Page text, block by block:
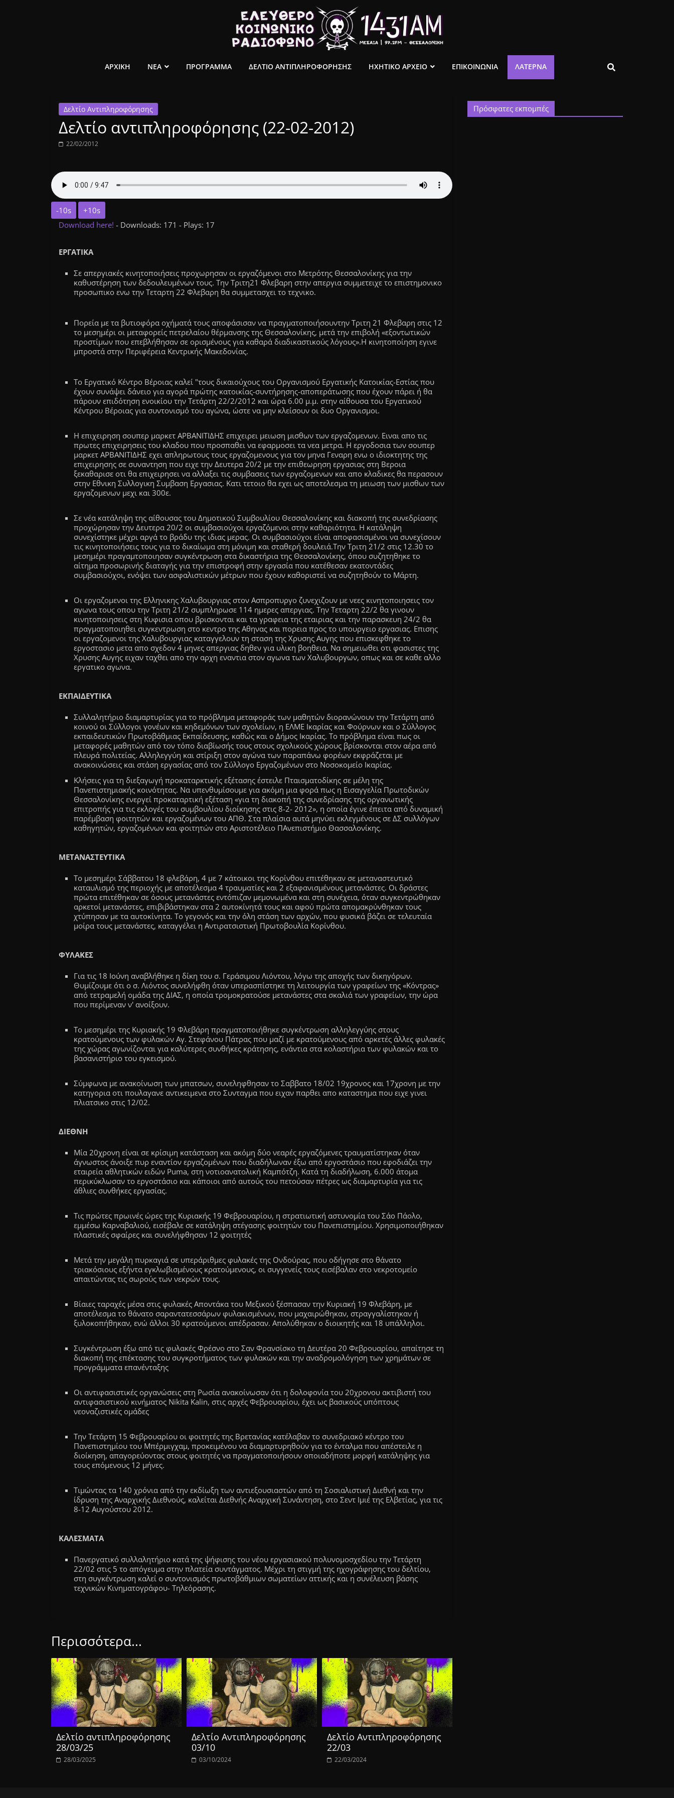
ελεύθερο
ραδιόφωνο
1431AM
ΑΡΧΙΚΗ ΝΕΑ ΠΡΟΓΡΑΜΜΑ ΔΕΛΤΙΟ ΑΝΤΙΠΛΗΡΟΦΟΡΗΣΗΣ ΗΧΗΤΙΚΟ ΑΡΧΕΙΟ ΕΠΙΚΟΙΝΩΝΙΑ ΛΑΤΈΡΝΑ
Δελτίο Αντιπληροφόρησης
Δελτίο αντιπληροφόρησης (22-02-2012)
22/02/2012
-10s
+10s
Download here! - Downloads: 171 - Plays: 17
ΕΡΓΑΤΙΚΑ
Σε απεργιακές κινητοποιήσεις προχωρησαν οι εργαζόμενοι στο Μετρότης Θεσσαλονίκης για την
καθυστέρηση των δεδουλευμένων τους. Την Τριτη21 Φλεβαρη στην απεργια συμμετειχε το επιστημονικο
προσωπικο ενω την Τεταρτη 22 Φλεβαρη θα συμμετασχει το τεχνικο.
Πορεία με τα βυτιοφόρα οχήματά τους αποφάσισαν να πραγματοποιήσουντην Τριτη 21 Φλεβαρη στις 12
το μεσημέρι οι μεταφορείς πετρελαίου θέρμανσης της Θεσσαλονίκης, μετά την επιβολή «εξοντωτικών
προστίμων που επεβλήθησαν σε ορισμένους για καθαρά διαδικαστικούς λόγους».Η κινητοποίηση εγινε
μπροστά στην Περιφέρεια Κεντρικής Μακεδονίας.
Το Εργατικό Κέντρο Βέροιας καλεί "τους δικαιούχους του Οργανισμού Εργατικής Κατοικίας-Εστίας που
έχουν συνάψει δάνειο για αγορά πρώτης κατοικίας-συντήρησης-αποπεράτωσης που έχουν πάρει ή θα
πάρουν επιδότηση ενοικίου την Τετάρτη 22/2/2012 και ώρα 6.00 μ.μ. στην αίθουσα του Εργατικού
Κέντρου Βέροιας για συντονισμό του αγώνα, ώστε να μην κλείσουν οι δυο Οργανισμοι.
Η επιχειρηση σουπερ μαρκετ ΑΡΒΑΝΙΤΙΔΗΣ επιχειρει μειωση μισθων των εργαζομενων. Ειναι απο τις
πρωτες επιχειρησεις του κλαδου που προσπαθει να εφαρμοσει τα νεα μετρα. Η εργοδοσια των σουπερ
μαρκετ ΑΡΒΑΝΙΤΙΔΗΣ εχει απληρωτους τους εργαζομενους για τον μηνα Γεναρη ενω ο ιδιοκτητης της
επιχειρησης σε συναντηση που ειχε την Δευτερα 20/2 με την επιθεωρηση εργασιας στη Βεροια
ξεκαθαρισε οτι θα επιχειρησει να αλλαξει τις συμβασεις των εργαζομενων και απο κλαδικες θα περασουν
στην Εθνικη Συλλογικη Συμβαση Εργασιας. Κατι τετοιο θα εχει ως αποτελεσμα τη μειωση των μισθων των
εργαζομενων μεχι και 300ε.
Σε νέα κατάληψη της αίθουσας του Δημοτικού Συμβουλίου Θεσσαλονίκης και διακοπή της συνεδρίασης
προχώρησαν την Δευτερα 20/2 οι συμβασιούχοι εργαζόμενοι στην καθαριότητα. Η κατάληψη
συνεχίστηκε μέχρι αργά το βράδυ της ιδιας μερας. Οι συμβασιούχοι είναι αποφασισμένοι να συνεχίσουν
τις κινητοποιήσεις τους για το δικαίωμα στη μόνιμη και σταθερή δουλειά.Την Τριτη 21/2 στις 12.30 το
μεσημέρι πραγαμτοποιησαν συγκέντρωση στα δικαστήρια της Θεσσαλονίκης, όπου συζητηθηκε το
αίτημα προσωρινής διαταγής για την επιστροφή στην εργασία που κατέθεσαν εκατοντάδες
συμβασιούχοι, ενόψει των ασφαλιστικών μέτρων που έχουν καθοριστεί να συζητηθούν το Μάρτη.
Οι εργαζομενοι της Ελληνικης Χαλυβουργιας στον Ασπροπυργο ζυνεχιζουν με νεες κινητοποιησεις τον
αγωνα τους οπου την Τριτη 21/2 συμπληρωσε 114 ημερες απεργιας. Την Τεταρτη 22/2 θα γινουν
κινητοποιησεις στη Κυφισια οπου βρισκονται και τα γραφεια της εταιριας και την παρασκευη 24/2 θα
πραγματοποιηθει συγκεντρωση στο κεντρο της Αθηνας και πορεια προς το υπουργειο εργασιας. Επισης
οι εργαζομενοι της Χαλυβουργιας καταγγελουν τη σταση της Χρυσης Αυγης που επισκεφθηκε το
εργοστασιο μετα απο σχεδον 4 μηνες απεργιας δηθεν για υλικη βοηθεια. Να σημειωθει οτι φασιστες της
Χρυσης Αυγης ειχαν ταχθει απο την αρχη εναντια στον αγωνα των Χαλυβουργων, οπως και σε καθε αλλο
εργατικο αγωνα.
ΕΚΠΑΙΔΕΥΤΙΚΑ
Συλλαλητήριο διαμαρτυρίας για το πρόβλημα μεταφοράς των μαθητών διορανώνουν την Τετάρτη από
κοινού οι Σύλλογοι γονέων και κηδεμόνων των σχολείων, η ΕΛΜΕ Ικαρίας και Φούρνων και ο Σύλλογος
εκπαιδευτικών Πρωτοβάθμιας Εκπαίδευσης, καθώς και ο Δήμος Ικαρίας. Το πρόβλημα είναι πως οι
μεταφορές μαθητών από τον τόπο διαβίωσής τους στους σχολικούς χώρους βρίσκονται στον αέρα από
πλευρά πολιτείας. Αλληλεγγύη και στίριξη στον αγώνα των παραπάνω φορέων εκφράζεται με
ανακοινώσεις και στάση εργασίας από τον Σύλλογο Εργαζομένων στο Νοσοκομείο Ικαρίας.
Κλήσεις για τη διεξαγωγή προκαταρκτικής εξέτασης έστειλε Πταισματοδίκης σε μέλη της
Πανεπιστημιακής κοινότητας. Να υπενθυμίσουμε για ακόμη μια φορά πως η Εισαγγελία Πρωτοδικών
Θεσσαλονίκης ενεργεί προκαταρτική εξέταση «για τη διακοπή της συνεδρίασης της οργανωτικής
επιτροπής για τις εκλογές του συμβουλίου διοίκησης στις 8-2- 2012», η οποία έγινε έπειτα από δυναμική
παρέμβαση φοιτητών και εργαζομένων του ΑΠΘ. Στα πλαίσια αυτά μηνύει εκλεγμένους σε ΔΣ συλλόγων
καθηγητών, εργαζομένων και φοιτητών στο Αριστοτέλειο ΠΑνεπιστήμιο Θασσαλονίκης.
ΜΕΤΑΝΑΣΤΕΥΤΙΚΑ
Το μεσημέρι Σάββατου 18 φλεβάρη, 4 με 7 κάτοικοι της Κορίνθου επιτέθηκαν σε μεταναστευτικό
καταυλισμό της περιοχής με αποτέλεσμα 4 τραυματίες και 2 εξαφανισμένους μετανάστες. Οι δράστες
πρώτα επιτέθηκαν σε όσους μετανάστες εντόπιζαν μεμονωμένα και στη συνέχεια, όταν συγκεντρώθηκαν
αρκετοί μετανάστες, επιβιβάστηκαν στα 2 αυτοκίνητά τους και αφού πρώτα απομακρύνθηκαν τους
χτύπησαν με τα αυτοκίνητα. Το γεγονός και την όλη στάση των αρχών, που φυσικά βάζει σε τελευταία
μοίρα τους μετανάστες, καταγγέλει η Αντιρατσιστική Πρωτοβουλία Κορίνθου.
ΦΥΛΑΚΕΣ
Για τις 18 Ιούνη αναβλήθηκε η δίκη του σ. Γεράσιμου Λιόντου, λόγω της αποχής των δικηγόρων.
Θυμίζουμε ότι ο σ. Λιόντος συνελήφθη όταν υπερασπίστηκε τη λειτουργία των γραφείων της «Κόντρας»
από τετραμελή ομάδα της ΔΙΑΣ, η οποία τρομοκρατούσε μετανάστες στα σκαλιά των γραφείων, την ώρα
που περίμεναν ν' ανοίξουν.
Το μεσημέρι της Κυριακής 19 Φλεβάρη πραγματοποιήθηκε συγκέντρωση αλληλεγγύης στους
κρατούμενους των φυλακών Αγ. Στεφάνου Πάτρας που μαζί με κρατούμενους από αρκετές άλλες φυλακές
της χώρας αγωνίζονται για καλύτερες συνθήκες κράτησης, ενάντια στα κολαστήρια των φυλακών και το
βασανιστήριο του εγκεισμού.
Σύμφωνα με ανακοίνωση των μπατσων, συνεληφθησαν το Σαββατο 18/02 19χρονος και 17χρονη με την
κατηγορια οτι πουλαγανε αντικειμενα στο Συνταγμα που ειχαν παρθει απο καταστημα που ειχε γινει
πλιατσικο στις 12/02.
ΔΙΕΘΝΗ
Μία 20χρονη είναι σε κρίσιμη κατάσταση και ακόμη δύο νεαρές εργαζόμενες τραυματίστηκαν όταν
άγνωστος άνοιξε πυρ εναντίον εργαζομένων που διαδήλωναν έξω από εργοστάσιο που εφοδιάζει την
εταιρεία αθλητικών ειδών Puma, στη νοτιοανατολική Καμπότζη. Κατά τη διαδήλωση, 6.000 άτομα
περικύκλωσαν το εργοστάσιο και κάποιοι από αυτούς του πετούσαν πέτρες ως διαμαρτυρία για τις
άθλιες συνθήκες εργασίας.
Τις πρώτες πρωινές ώρες της Kυριακής 19 Φεβρουαρίου, η στρατιωτική αστυνομία του Σάο Πάολο,
εμμέσω Καρναβαλιού, εισέβαλε σε κατάληψη στέγασης φοιτητών του Πανεπιστημίου. Χρησιμοποιήθηκαν
πλαστικές σφαίρες και συνελήφθησαν 12 φοιτητές
Μετά την μεγάλη πυρκαγιά σε υπεράριθμες φυλακές της Ονδούρας, που οδήγησε στο θάνατο
τριακόσιους εξήντα εγκλωβισμένους κρατούμενους, οι συγγενείς τους εισέβαλαν στο νεκροτομείο
απαιτώντας τις σωρούς των νεκρών τους.
Βίαιες ταραχές μέσα στις φυλακές Αποντάκα του Μεξικού ξέσπασαν την Κυριακή 19 Φλεβάρη, με
αποτέλεσμα το θάνατο σαραντατεσσάρων φυλακισμένων, που μαχαιρώθηκαν, στραγγαλίστηκαν ή
ξυλοκοπήθηκαν, ενώ άλλοι 30 κρατούμενοι απέδρασαν. Απολύθηκαν ο διοικητής και 18 υπάλληλοι.
Συγκέντρωση έξω από τις φυλακές Φρέσνο στο Σαν Φρανσίσκο τη Δευτέρα 20 Φεβρουαρίου, απαίτησε τη
διακοπή της επέκτασης του συγκροτήματος των φυλακών και την αναδρομολόγηση των χρημάτων σε
προγράμματα επανένταξης
Οι αντιφασιστικές οργανώσεις στη Ρωσία ανακοίνωσαν ότι η δολοφονία του 20χρονου ακτιβιστή του
αντιφασιστικού κινήματος Nikita Kalin, στις αρχές Φεβρουαρίου, έχει ως βασικούς υπόπτους
νεοναζιστικές ομάδες
Την Τετάρτη 15 Φεβρουαρίου οι φοιτητές της Βρετανίας κατέλαβαν το συνεδριακό κέντρο του
Πανεπιστημίου του Μπέρμιγχαμ, προκειμένου να διαμαρτυρηθούν για το ένταλμα που απέστειλε η
διοίκηση, απαγορεύοντας στους φοιτητές να πραγματοποιήσουν οποιαδήποτε μορφή κατάληψης για
τους επόμενους 12 μήνες.
Τιμώντας τα 140 χρόνια από την εκδίωξη των αντιεξουσιαστών από τη Σοσιαλιστική Διεθνή και την
ίδρυση της Αναρχικής Διεθνούς, καλείται Διεθνής Αναρχική Συνάντηση, στο Σεντ Ιμιέ της Ελβετίας, για τις
8-12 Αυγούστου 2012.
ΚΑΛΕΣΜΑΤΑ
Πανεργατικό συλλαλητήριο κατά της ψήφισης του νέου εργασιακού πολυνομοσχεδίου την Τετάρτη
22/02 στις 5 το απόγευμα στην πλατεία συντάγματος. Μέχρι τη στιγμή της ηχογράφησης του δελτίου,
στη συγκέντρωση καλεί ο συντονισμός πρωτοβάθμιων σωματείων αττικής και η συνέλευση βάσης
τεχνικών Κινηματογράφου- Τηλεόρασης.
Περισσότερα...
Δελτίο αντιπληροφόρησης
28/03/25
28/03/2025
Δελτίο Αντιπληροφόρησης
03/10
03/10/2024
Δελτίο Αντιπληροφόρησης
22/03
22/03/2024
Πρόσφατες εκπομπές